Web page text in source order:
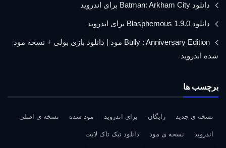
دانلود Batman: Arkham City برای اندروید
دانلود Blasphemous 1.9.0 برای اندروید
Bully : Anniversary Edition مود | دانلود بازی بولی + نسخه مود
شده اندروید
برچسب ها
نسخه ی جدید رایگان برای اندروید مود شده نسخه ی اصلی
اندروید نسخه ی مود دانلود تیک تاک لایت